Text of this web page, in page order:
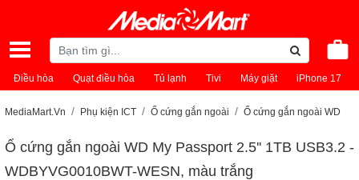
Điều hòa Quạt điều hòa Tủ lạnh Tivi Máy giặt iPhone 17
MediaMart.Vn Phụ kiện ICT Ổ cứng gắn ngoài Ổ cứng gắn ngoài WD
Ổ cứng gắn ngoài WD My Passport 2.5'' 1TB USB3.2 -
WDBYVG0010BWT-WESN, màu trắng